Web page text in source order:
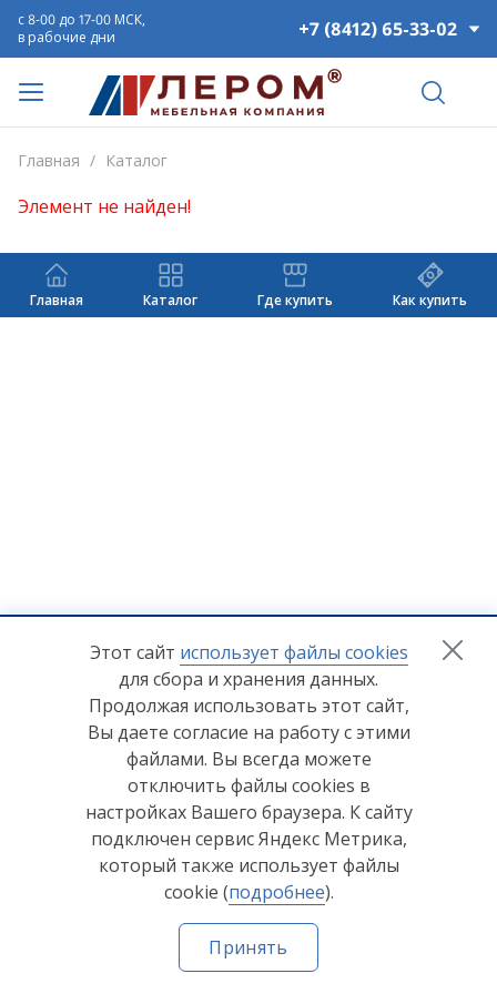
+7 (8412) 65-33-02
с 8-00 до 17-00 МСК,
в рабочие дни
Главная / Каталог
Элемент не найден!
Главная Каталог Где купить Как купить
+7 (8412) 65-33-00
info@lerom.ru
Согласие на обработку персональных данных
Политика конфиденциальности
Согласие на обработку персональных данных Яндекс
© ООО "Мебельная компания "Лером" 2026
Пенза-Онлайн
Этот сайт использует файлы cookies
для сбора и хранения данных.
Продолжая использовать этот сайт,
Вы даете согласие на работу с этими
файлами. Вы всегда можете
отключить файлы cookies в
настройках Вашего браузера. К сайту
подключен сервис Яндекс Метрика,
который также использует файлы
cookie (подробнее).
Принять